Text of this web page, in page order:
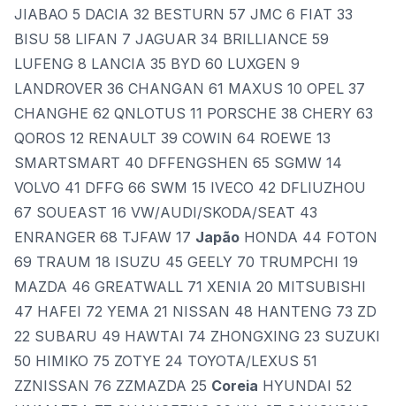
JIABAO 5 DACIA 32 BESTURN 57 JMC 6 FIAT 33
BISU 58 LIFAN 7 JAGUAR 34 BRILLIANCE 59
LUFENG 8 LANCIA 35 BYD 60 LUXGEN 9
LANDROVER 36 CHANGAN 61 MAXUS 10 OPEL 37
CHANGHE 62 QNLOTUS 11 PORSCHE 38 CHERY 63
QOROS 12 RENAULT 39 COWIN 64 ROEWE 13
SMARTSMART 40 DFFENGSHEN 65 SGMW 14
VOLVO 41 DFFG 66 SWM 15 IVECO 42 DFLIUZHOU
67 SOUEAST 16 VW/AUDI/SKODA/SEAT 43
ENRANGER 68 TJFAW 17 Japão HONDA 44 FOTON
69 TRAUM 18 ISUZU 45 GEELY 70 TRUMPCHI 19
MAZDA 46 GREATWALL 71 XENIA 20 MITSUBISHI
47 HAFEI 72 YEMA 21 NISSAN 48 HANTENG 73 ZD
22 SUBARU 49 HAWTAI 74 ZHONGXING 23 SUZUKI
50 HIMIKO 75 ZOTYE 24 TOYOTA/LEXUS 51
ZZNISSAN 76 ZZMAZDA 25 Coreia HYUNDAI 52